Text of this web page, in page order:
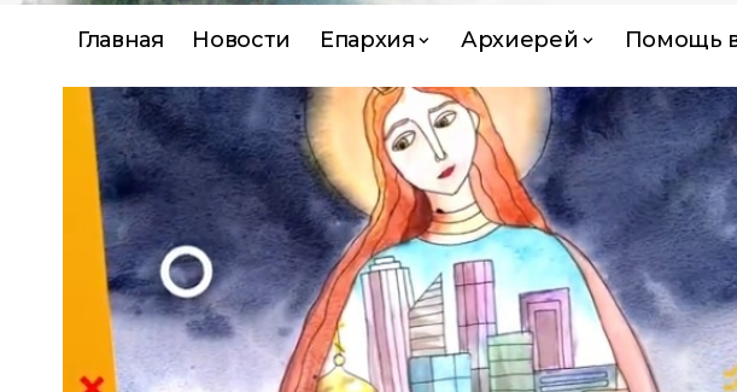
Главная Новости Епархия Архиерей Помощь